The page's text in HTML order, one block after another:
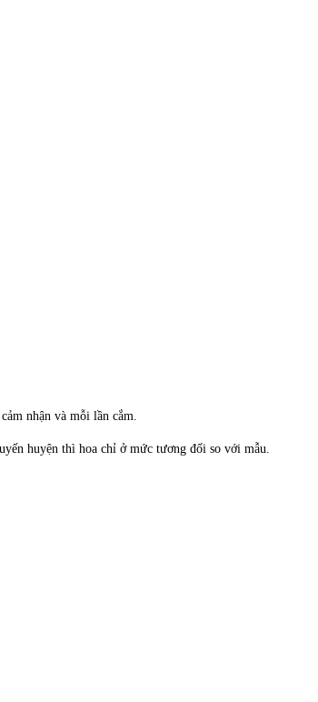
nhận và mỗi lần cắm.
huyện thì hoa chỉ ở mức tương đối so với mẫu.